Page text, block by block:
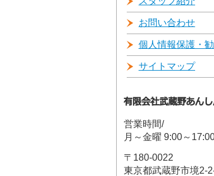
お問い合わせ
個人情報保護・
サイトマップ
営業時間/
月～金曜 9:00～
〒180-0022
東京都武蔵野市境2-